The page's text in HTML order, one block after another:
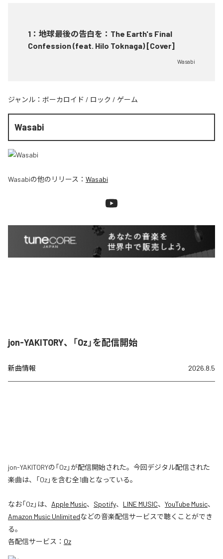
1 ： 地球最後の告白を：The Earth's Final
Confession (feat. Hilo Toknaga) [Cover]
Wasabi
ジャンル： ボーカロイド / ロック / ゲーム
Wasabi
Wasabiの他のリリース： Wasabi
jon-YAKITORY、「Oz」を配信開始
新曲情報 2026.8.5
jon-YAKITORYの「Oz」が配信開始された。今回デジタル配信された
楽曲は、「Oz」を含む全1曲となっている。
なお「Oz」は、 Apple Music、 Spotify、 LINE MUSIC、 YouTube Music、
Amazon Music Unlimitedなどの音楽配信サービスで聴くことができ
る。
各配信サービス： Oz